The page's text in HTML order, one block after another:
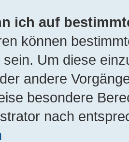
ich auf
können
Um diese
andere
besondere
nach